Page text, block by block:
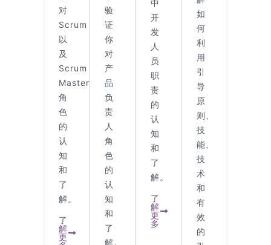
对
Scrum
以
及
Scrum
Master
角
色
的
认
知
和
了
解。
了
解
更
验
证
你
对
产
品
负
责
人
角
色
的
认
知
和
了
解。
中
开
发
人
员
职
责
的
认
知
和
了
解。
了
解
更
多
如
何
利
用
引
导
原
则、
技
能、
技
术
和
有
效
的